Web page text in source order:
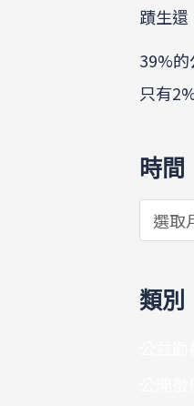
蹟生還
39%
只有
時間
類別